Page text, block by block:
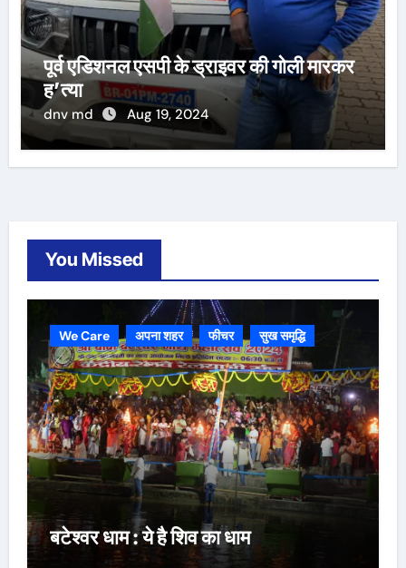
पूर्व एडिशनल एसपी के ड्राइवर की गोली मारकर
ह’त्या
dnv md Aug 19, 2024
You Missed
We Care अपना शहर फीचर सुख समृद्धि
बटेश्वर धाम : ये है शिव का धाम